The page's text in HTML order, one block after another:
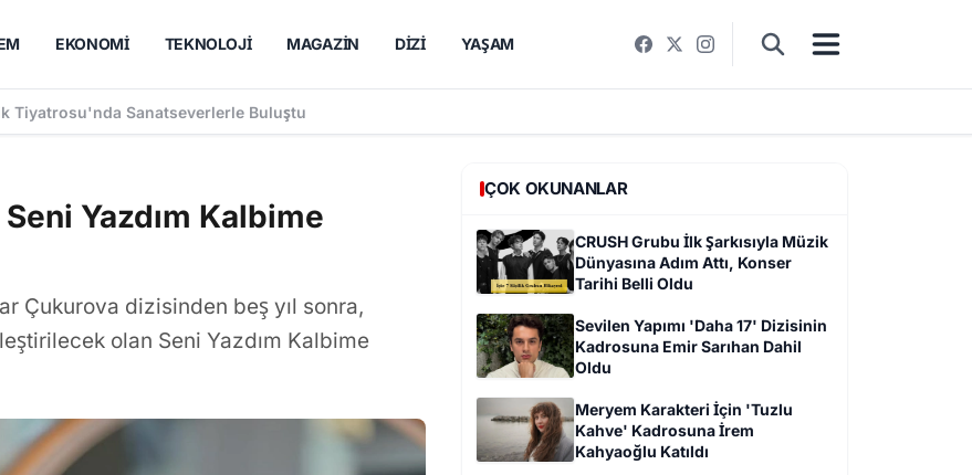
EKONOMI TEKNOLOJI MAGAZIN DIZI YAŞAM
Tiyatrosu'nda Sanatseverlerle Buluştu
Yazdım Kalbime
Çukurova dizisinden beş yıl sonra,
olan Seni Yazdım Kalbime
ÇOK OKUNANLAR
CRUSH Grubu İlk Şarkısıyla Müzik
Dünyasına Adım Attı, Konser
Tarihi Belli Oldu
Sevilen Yapımı 'Daha 17' Dizisinin
Kadrosuna Emir Sarıhan Dahil
Oldu
Meryem Karakteri İçin 'Tuzlu
Kahve' Kadrosuna İrem
Kahyaoğlu Katıldı